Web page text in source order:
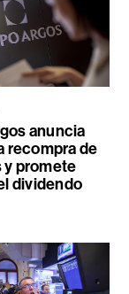
anuncia
recompra de
promete
dividendo